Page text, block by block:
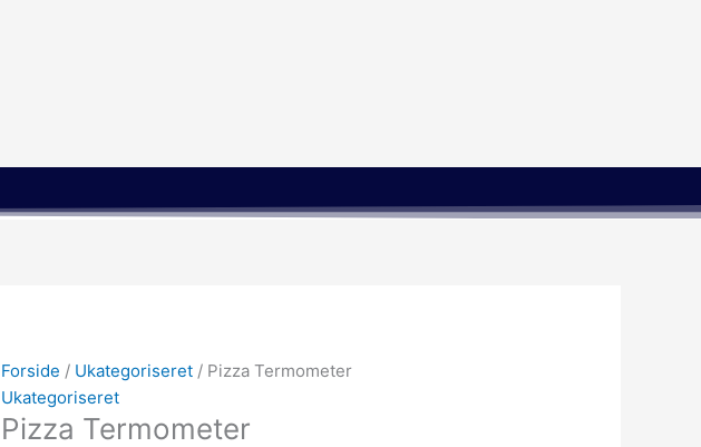
Forside / Ukategoriseret / Pizza Termometer
Ukategoriseret
Pizza Termometer
var:
399.00kr..
er: